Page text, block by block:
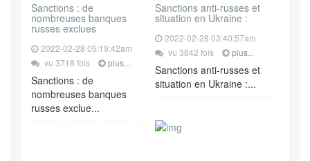
Sanctions : de
nombreuses banques
russes exclues
2022-02-28 05:19:42am
vu 3718 fois
plus...
Sanctions : de
nombreuses banques
russes exclue...
Sanctions anti-russes et
situation en Ukraine :
2022-02-28 03:40:57am
vu 3842 fois
plus...
Sanctions anti-russes et
situation en Ukraine :...